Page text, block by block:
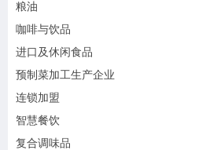
粮油
咖啡与饮品
进口及休闲食品
预制菜加工生产企业
连锁加盟
智慧餐饮
复合调味品